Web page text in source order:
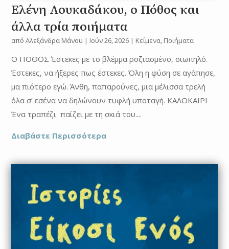
Ελένη Λουκαδάκου, ο Πόθος και
άλλα τρία ποιήματα
απόΑλεξάνδρα Μάνου | Ιούν 26, 2026 | Κείμενα, Ποιήματα
O ΠΟΘΟΣ Έστεκες με το βλέμμα ροζιασμένο, σιωπηλό.
Έστεκες, να ήξερες πως έστεκες. Όλη η φύση σε αγάπησε,
μα πιότερο εγώ. Άνθη, παπαρούνες, μια μέλισσα τρελή
όλα σ’ εσένα να δηλώνουν τυφλή υποταγή. ΚΑΛΟΚΑΙΡΙ
Ένα τραπέζι παίζει με τη σκιά του....
Διαβάστε Περισσότερα